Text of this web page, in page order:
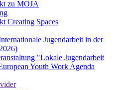
zu MOJA
Creating Spaces
Jugendarbeit in der
"Lokale Jugendarbeit
Youth Work Agenda